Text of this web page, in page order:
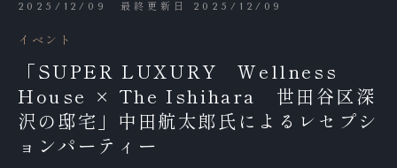
2025/12/09 最終更新日 2025/12/09
イベント
「SUPER LUXURY Wellness
House × The Ishihara 世田谷区深
沢の邸宅」中田航太郎氏によるレセプシ
ョンパーティー